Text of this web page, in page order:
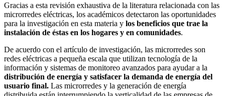
Gracias a esta revisión exhaustiva de la literatura relacionada con las
microrredes eléctricas, los académicos detectaron las oportunidades
para la investigación en esta materia y los beneficios que trae la
instalación de éstas en los hogares y en comunidades.
De acuerdo con el artículo de investigación, las microrredes son
redes eléctricas a pequeña escala que utilizan tecnología de la
información y sistemas de monitoreo avanzados para ayudar a la
distribución de energía y satisfacer la demanda de energía del
usuario final. Las microrredes y la generación de energía